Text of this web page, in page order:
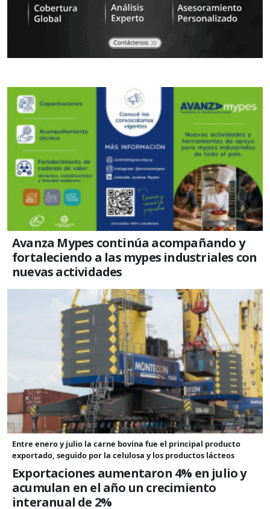
Avanza Mypes continúa acompañando y
fortaleciendo a las mypes industriales con
nuevas actividades
Entre enero y julio la carne bovina fue el principal producto
exportado, seguido por la celulosa y los productos lácteos
Exportaciones aumentaron 4% en julio y
acumulan en el año un crecimiento
interanual de 2%